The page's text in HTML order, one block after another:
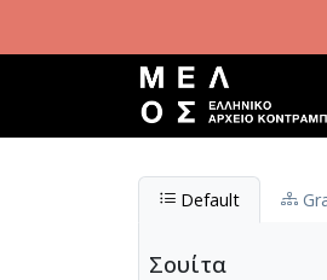
Default
Σουίτα